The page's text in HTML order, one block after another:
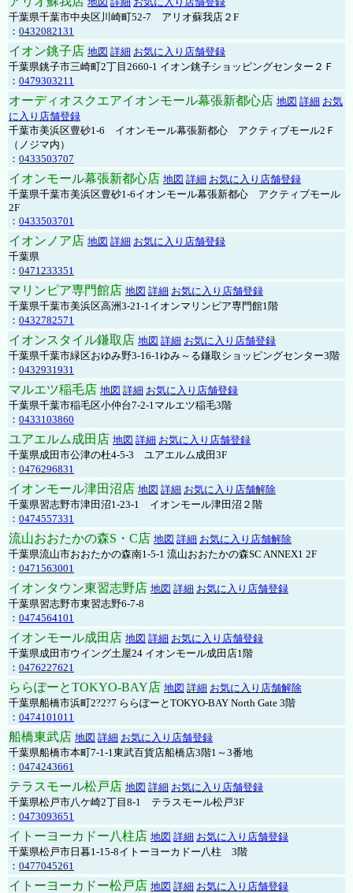
千葉県千葉市中央区川崎町52-7 アリオ蘇我店２F
： 0432082131
イオン銚子店 地図 詳細 お気に入り店舗登録
千葉県銚子市三崎町2丁目2660-1 イオン銚子ショッピングセンター２Ｆ
： 0479303211
オーディオスクエアイオンモール幕張新都心店 地図 詳細 お気
に入り店舗登録
千葉市美浜区豊砂1-6 イオンモール幕張新都心 アクティブモール2Ｆ
（ノジマ内）
： 0433503707
イオンモール幕張新都心店 地図 詳細 お気に入り店舗登録
千葉県千葉市美浜区豊砂1-6イオンモール幕張新都心 アクティブモール
2F
： 0433503701
イオンノア店 地図 詳細 お気に入り店舗登録
千葉県
： 0471233351
マリンピア専門館店 地図 詳細 お気に入り店舗登録
千葉県千葉市美浜区高洲3-21-1イオンマリンピア専門館1階
： 0432782571
イオンスタイル鎌取店 地図 詳細 お気に入り店舗登録
千葉県千葉市緑区おゆみ野3-16-1ゆみ～る鎌取ショッピングセンター3階
： 0432931931
マルエツ稲毛店 地図 詳細 お気に入り店舗登録
千葉県千葉市稲毛区小仲台7-2-1マルエツ稲毛3階
： 0433103860
ユアエルム成田店 地図 詳細 お気に入り店舗登録
千葉県成田市公津の杜4-5-3 ユアエルム成田3F
： 0476296831
イオンモール津田沼店 地図 詳細 お気に入り店舗解除
千葉県習志野市津田沼1-23-1 イオンモール津田沼２階
： 0474557331
流山おおたかの森S・C店 地図 詳細 お気に入り店舗解除
千葉県流山市おおたかの森南1-5-1 流山おおたかの森SC ANNEX1 2F
： 0471563001
イオンタウン東習志野店 地図 詳細 お気に入り店舗登録
千葉県習志野市東習志野6-7-8
： 0474564101
イオンモール成田店 地図 詳細 お気に入り店舗登録
千葉県成田市ウイング土屋24 イオンモール成田店1階
： 0476227621
ららぽーとTOKYO-BAY店 地図 詳細 お気に入り店舗解除
千葉県船橋市浜町2?2?7 ららぽーとTOKYO-BAY North Gate 3階
： 0474101011
船橋東武店 地図 詳細 お気に入り店舗登録
千葉県船橋市本町7-1-1東武百貨店船橋店3階1～3番地
： 0474243661
テラスモール松戸店 地図 詳細 お気に入り店舗登録
千葉県松戸市八ケ崎2丁目8-1 テラスモール松戸3F
： 0473093651
イトーヨーカドー八柱店 地図 詳細 お気に入り店舗登録
千葉県松戸市日暮1-15-8イトーヨーカドー八柱 3階
： 0477045261
イトーヨーカドー松戸店 地図 詳細 お気に入り店舗登録